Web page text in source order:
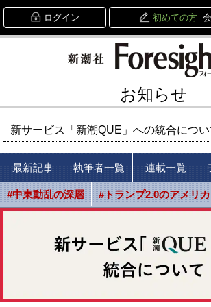
ログイン 初めての方
お知らせ
新サービス「新潮QUE」への統合につい
最新記事 執筆者一覧 連載一覧
#中東動乱の深層 #トランプ2.0のアメリカ